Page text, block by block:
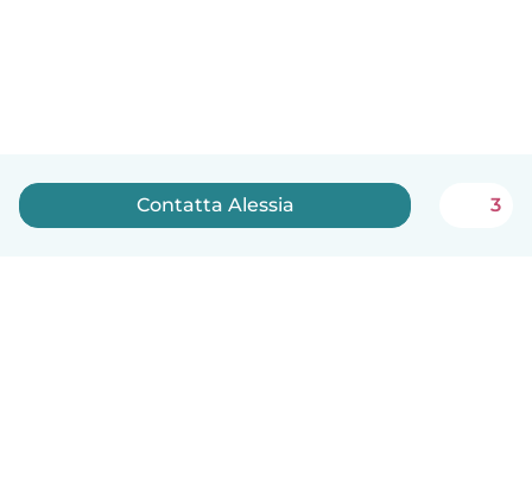
Contatta Alessia 3